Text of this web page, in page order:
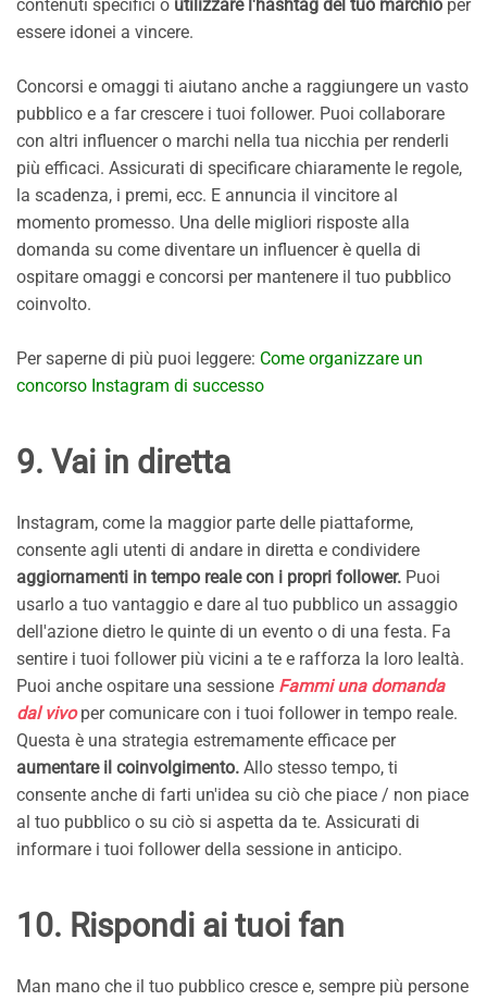
contenuti specifici o utilizzare l'hashtag del tuo marchio per
essere idonei a vincere.
Concorsi e omaggi ti aiutano anche a raggiungere un vasto
pubblico e a far crescere i tuoi follower. Puoi collaborare
con altri influencer o marchi nella tua nicchia per renderli
più efficaci. Assicurati di specificare chiaramente le regole,
la scadenza, i premi, ecc. E annuncia il vincitore al
momento promesso. Una delle migliori risposte alla
domanda su come diventare un influencer è quella di
ospitare omaggi e concorsi per mantenere il tuo pubblico
coinvolto.
Per saperne di più puoi leggere: Come organizzare un
concorso Instagram di successo
9. Vai in diretta
Instagram, come la maggior parte delle piattaforme,
consente agli utenti di andare in diretta e condividere
aggiornamenti in tempo reale con i propri follower. Puoi
usarlo a tuo vantaggio e dare al tuo pubblico un assaggio
dell'azione dietro le quinte di un evento o di una festa. Fa
sentire i tuoi follower più vicini a te e rafforza la loro lealtà.
Puoi anche ospitare una sessione Fammi una domanda
dal vivo per comunicare con i tuoi follower in tempo reale.
Questa è una strategia estremamente efficace per
aumentare il coinvolgimento. Allo stesso tempo, ti
consente anche di farti un'idea su ciò che piace / non piace
al tuo pubblico o su ciò si aspetta da te. Assicurati di
informare i tuoi follower della sessione in anticipo.
10. Rispondi ai tuoi fan
Man mano che il tuo pubblico cresce e, sempre più persone